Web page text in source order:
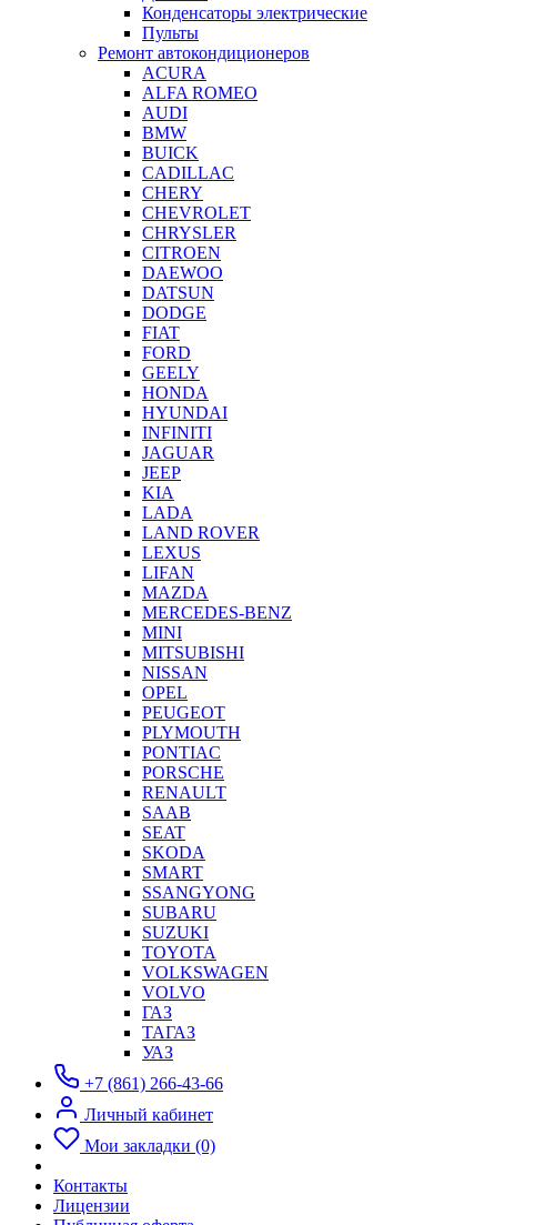
Конденсаторы электрические
Пульты
Ремонт автокондиционеров
ACURA
ALFA ROMEO
AUDI
BMW
BUICK
CADILLAC
CHERY
CHEVROLET
CHRYSLER
CITROEN
DAEWOO
DATSUN
DODGE
FIAT
FORD
GEELY
HONDA
HYUNDAI
INFINITI
JAGUAR
JEEP
KIA
LADA
LAND ROVER
LEXUS
LIFAN
MAZDA
MERCEDES-BENZ
MINI
MITSUBISHI
NISSAN
OPEL
PEUGEOT
PLYMOUTH
PONTIAC
PORSCHE
RENAULT
SAAB
SEAT
SKODA
SMART
SSANGYONG
SUBARU
SUZUKI
TOYOTA
VOLKSWAGEN
VOLVO
ГАЗ
ТАГАЗ
УАЗ
+7 (861) 266-43-66
Личный кабинет
Мои закладки (0)
Контакты
Лицензии